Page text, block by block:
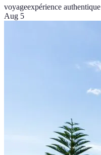
voyageexpérience authentique
Aug 5